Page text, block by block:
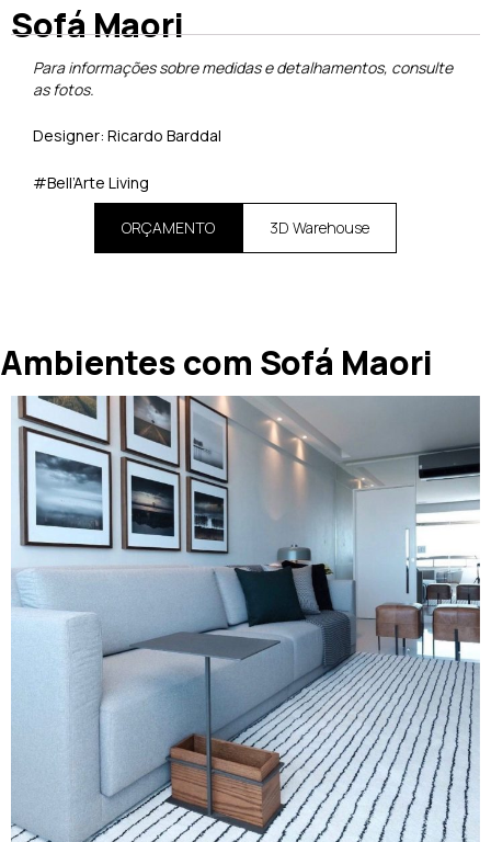
Sofá Maori
Para informações sobre medidas e detalhamentos, consulte
as fotos.
Designer: Ricardo Barddal
#Bell’Arte Living
ORÇAMENTO 3D Warehouse
Ambientes com Sofá Maori